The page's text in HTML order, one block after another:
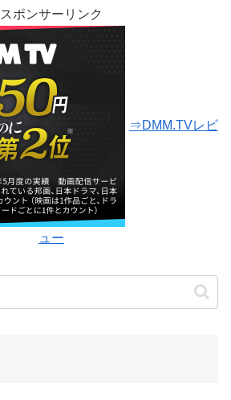
スポンサーリンク
⇒DMM.TVレビ
ュー